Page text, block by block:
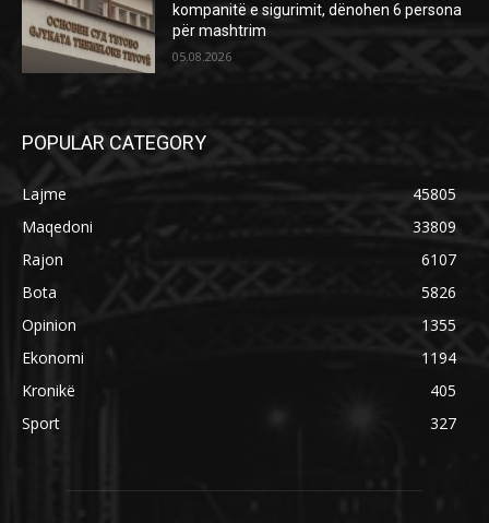
kompanitë e sigurimit, dënohen 6 persona
për mashtrim
05.08.2026
POPULAR CATEGORY
Lajme
45805
Maqedoni
33809
Rajon
6107
Bota
5826
Opinion
1355
Ekonomi
1194
Kronikë
405
Sport
327